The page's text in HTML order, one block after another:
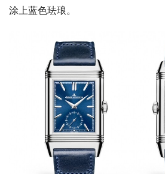
涂上蓝色珐琅。